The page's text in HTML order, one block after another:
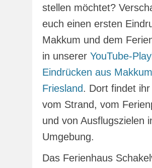
stellen möchtet?
euch einen ersten
Makkum und dem
in unserer YouTube-
Eindrücken aus
Friesland. Dort findet
vom Strand, vom
und von Ausflugszielen
Umgebung.
Das Ferienhaus